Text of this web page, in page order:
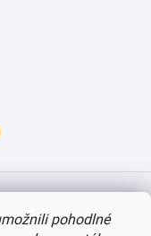
pohodlné